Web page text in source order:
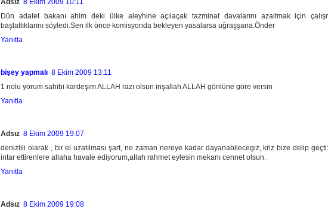
Adsız 8 Ekim 2009 10:11
Dün adalet bakanı ahim deki ülke aleyhine açılaçak tazminat davalarını azaltmak için
başlattıklarını söyledi.Sen ilk önce komisyonda bekleyen yasalarsa uğraşşana.Önder
Yanıtla
bişey yapmalı 8 Ekim 2009 13:11
1 nolu yorum sahibi kardeşim ALLAH razı olsun inşallah ALLAH gönlüne göre versin
Yanıtla
Adsız 8 Ekim 2009 19:07
denizlili olarak , bir el uzatılması şart, ne zaman nereye kadar dayanabilecegiz, kriz bize delip
intar ettirenlere allaha havale ediyorum,allah rahmet eylesin mekanı cennet olsun.
Yanıtla
Adsız 8 Ekim 2009 19:08